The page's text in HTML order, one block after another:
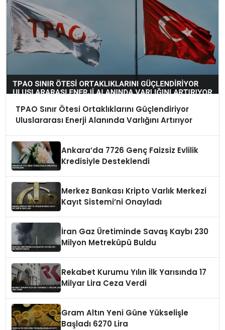
TPAO Sınır Ötesi Ortaklıklarını Güçlendiriyor
Uluslararası Enerji Alanında Varlığını Artırıyor
Ankara’da 7726 Genç Faizsiz Evlilik
Kredisiyle Desteklendi
Merkez Bankası Kripto Varlık Merkezi
Kayıt Sistemi’ni Onayladı
İran Gaz Üretiminde Savaş Kaybı 230
Milyon Metreküpü Buldu
Rekabet Kurumu Yılın İlk Yarısında 17
Milyar Lira Ceza Verdi
Gram Altın Yeni Güne Yükselişle
Başladı 6270 Lira